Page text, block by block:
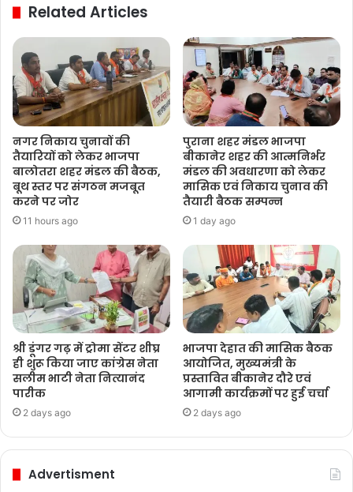
Related Articles
नगर निकाय चुनावों की
तैयारियों को लेकर भाजपा
बालोतरा शहर मंडल की बैठक,
बूथ स्तर पर संगठन मजबूत
करने पर जोर
11 hours ago
पुराना शहर मंडल भाजपा
बीकानेर शहर की आत्मनिर्भर
मंडल की अवधारणा को लेकर
मासिक एवं निकाय चुनाव की
तैयारी बैठक सम्पन्न
1 day ago
श्री डूंगर गढ़ में ट्रोमा सेंटर शीघ्र
ही शुरू किया जाए कांग्रेस नेता
सलीम भाटी नेता नित्यानंद
पारीक
2 days ago
भाजपा देहात की मासिक बैठक
आयोजित, मुख्यमंत्री के
प्रस्तावित बीकानेर दौरे एवं
आगामी कार्यक्रमों पर हुई चर्चा
2 days ago
Advertisment